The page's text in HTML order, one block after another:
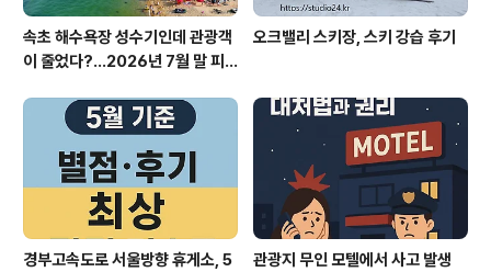
속초 해수욕장 성수기인데 관광객
이 줄었다?…2026년 7월 말 피
오크밸리 스키장, 스키 강습 후기
경부고속도로 서울방향 휴게소, 5
관광지 무인 모텔에서 사고 발생